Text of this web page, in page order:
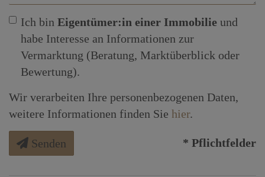
Ich bin Eigentümer:in einer Immobilie und
habe Interesse an Informationen zur
Vermarktung (Beratung, Marktüberblick oder
Bewertung).
Wir verarbeiten Ihre personenbezogenen Daten,
weitere Informationen finden Sie hier.
Senden * Pflichtfelder